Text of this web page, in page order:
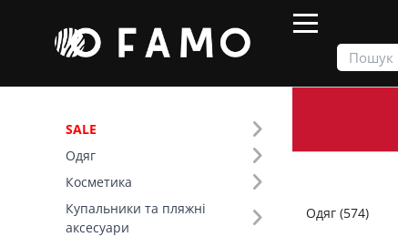
SALE
Одяг
Косметика
Купальники та пляжні
аксесуари
Фільтр Одяг (574)